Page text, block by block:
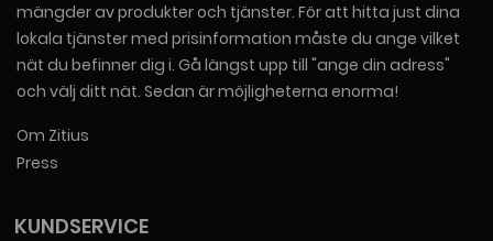
mängder av produkter och tjänster. För att hitta just dina
lokala tjänster med prisinformation måste du ange vilket
nät du befinner dig i. Gå längst upp till "ange din adress"
och välj ditt nät. Sedan är möjligheterna enorma!
Om Zitius
Press
KUNDSERVICE